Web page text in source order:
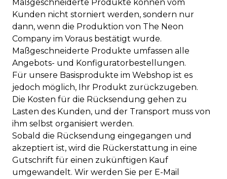
Maßgeschneiderte Produkte können vom
Kunden nicht storniert werden, sondern nur
dann, wenn die Produktion von The Neon
Company im Voraus bestätigt wurde.
Maßgeschneiderte Produkte umfassen alle
Angebots- und Konfiguratorbestellungen.
Für unsere Basisprodukte im Webshop ist es
jedoch möglich, Ihr Produkt zurückzugeben.
Die Kosten für die Rücksendung gehen zu
Lasten des Kunden, und der Transport muss von
ihm selbst organisiert werden.
Sobald die Rücksendung eingegangen und
akzeptiert ist, wird die Rückerstattung in eine
Gutschrift für einen zukünftigen Kauf
umgewandelt. Wir werden Sie per E-Mail